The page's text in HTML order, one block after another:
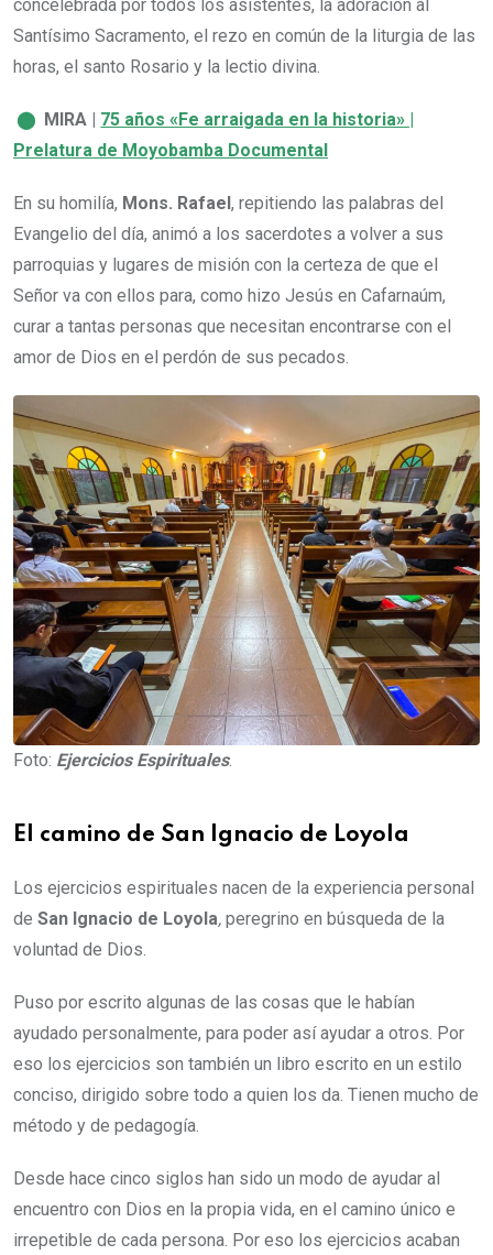
concelebrada por todos los asistentes, la adoración al
Santísimo Sacramento, el rezo en común de la liturgia de las
horas, el santo Rosario y la lectio divina.
⬤ MIRA | 75 años «Fe arraigada en la historia» |
Prelatura de Moyobamba Documental
En su homilía, Mons. Rafael, repitiendo las palabras del
Evangelio del día, animó a los sacerdotes a volver a sus
parroquias y lugares de misión con la certeza de que el
Señor va con ellos para, como hizo Jesús en Cafarnaúm,
curar a tantas personas que necesitan encontrarse con el
amor de Dios en el perdón de sus pecados.
Foto: Ejercicios Espirituales.
El camino de San Ignacio de Loyola
Los ejercicios espirituales nacen de la experiencia personal
de San Ignacio de Loyola, peregrino en búsqueda de la
voluntad de Dios.
Puso por escrito algunas de las cosas que le habían
ayudado personalmente, para poder así ayudar a otros. Por
eso los ejercicios son también un libro escrito en un estilo
conciso, dirigido sobre todo a quien los da. Tienen mucho de
método y de pedagogía.
Desde hace cinco siglos han sido un modo de ayudar al
encuentro con Dios en la propia vida, en el camino único e
irrepetible de cada persona. Por eso los ejercicios acaban